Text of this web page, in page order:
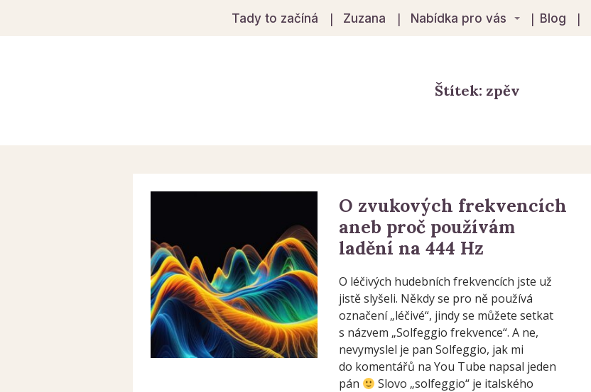
Tady to začíná Zuzana Nabídka pro vás Blog
Štítek: zpěv
O zvukových frekvencích
aneb proč používám
ladění na 444 Hz
O léčivých hudebních frekvencích jste už
jistě slyšeli. Někdy se pro ně používá
označení „léčivé“, jindy se můžete setkat
s názvem „Solfeggio frekvence“. A ne,
nevymyslel je pan Solfeggio, jak mi
do komentářů na You Tube napsal jeden
pán
Slovo „solfeggio“ je italského